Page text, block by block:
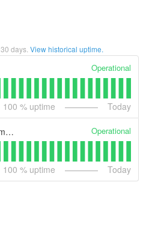
30 days. View historical uptime.
Operational
100 % uptime Today
Management Portal (example) Operational
100 % uptime Today